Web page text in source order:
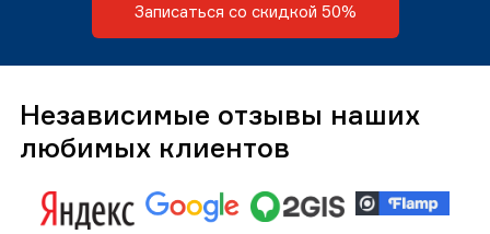
Записаться со скидкой 50%
Независимые отзывы наших
любимых клиентов